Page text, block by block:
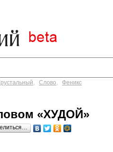
, Слово, Феникс
«ХУДОЙ»